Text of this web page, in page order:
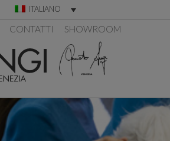
ITALIANO
CONTATTI SHOWROOM